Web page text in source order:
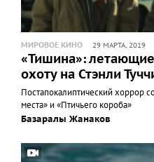
МИРОВОЕ КИНО 29 МАРТА, 2019
«Тишина»:
охоту на Стэнли
Постапокалиптический хоррор
места» и «Птичьего короба»
Базаралы Жанаков